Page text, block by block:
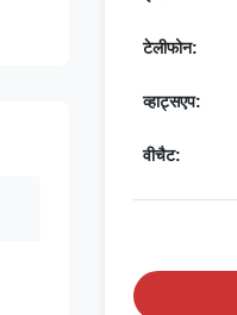
टेलीफोन:
व्हाट्सएप:
वीचैट: